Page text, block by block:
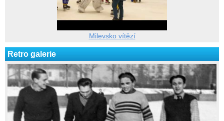
Milevsko vítězí
Retro galerie